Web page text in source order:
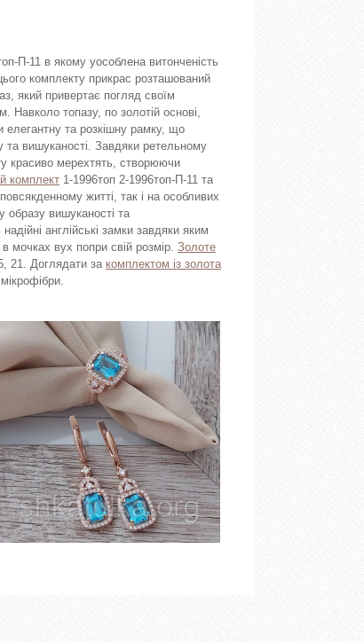
П-11 в якому уособлена витонченість
комплекту прикрас розташований
який привертає погляд своїм
Навколо топазу, по золотій основі,
елегантну та розкішну рамку, що
вишуканості. Завдяки ретельному
красиво мерехтять, створюючи
комплект 1-1996топ 2-1996топ-П-11 та
житті, так і на особливих
вишуканості та
англійські замки завдяки яким
мочках вух попри свій розмір. Золоте
21. Доглядати за комплектом із золота